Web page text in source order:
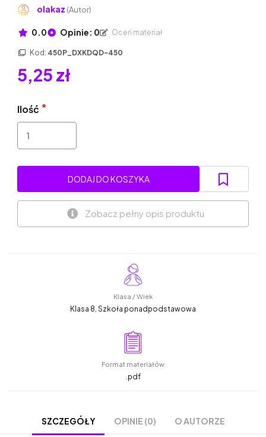
olakaz (Autor)
0.0 Opinie: 0 Oceń materiał
Kod: 450P_DXKDQD-450
5,25 zł
Ilość
DODAJ DO KOSZYKA
Zobacz pełny opis produktu
Klasa / Wiek
Klasa 8, Szkoła ponadpodstawowa
Format materiałów
.pdf
SZCZEGÓŁY OPINIE (0) O AUTORZE